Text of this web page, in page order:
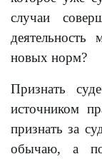
случаи
новых норм?
Признать
источником
признать за
обычаю, а